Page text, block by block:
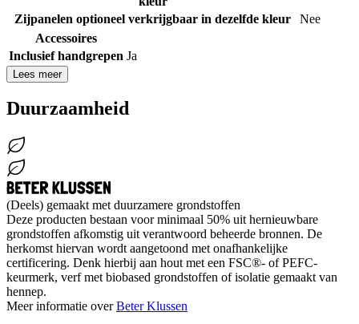
Zijpanelen optioneel verkrijgbaar in dezelfde kleur
Nee
Accessoires
Inclusief handgrepen Ja
Lees meer
Duurzaamheid
(Deels) gemaakt met duurzamere grondstoffen
Deze producten bestaan voor minimaal 50% uit hernieuwbare
grondstoffen afkomstig uit verantwoord beheerde bronnen. De
herkomst hiervan wordt aangetoond met onafhankelijke
certificering. Denk hierbij aan hout met een FSC®- of PEFC-
keurmerk, verf met biobased grondstoffen of isolatie gemaakt van
hennep.
Meer informatie overBeter Klussen